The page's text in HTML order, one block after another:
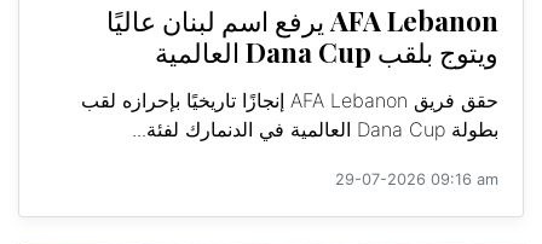
AFA Lebanon يرفع اسم لبنان عاليًا
ويتوج بلقب Dana Cup العالمية
حقق فريق AFA Lebanon إنجازًا تاريخيًا بإحرازه لقب
بطولة Dana Cup العالمية في الدنمارك لفئة...
29-07-2026 09:16 am